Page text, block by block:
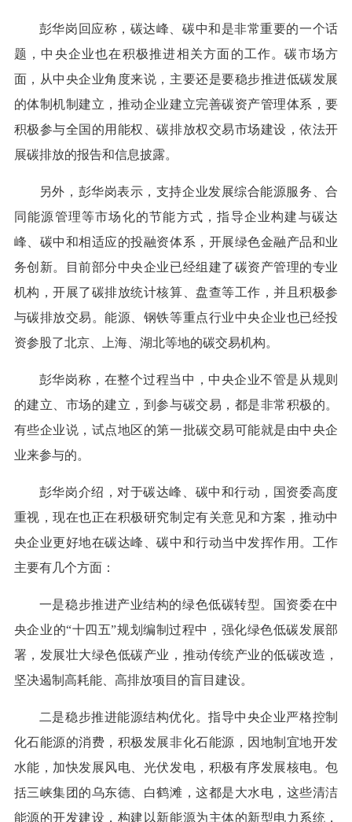
彭华岗回应称，碳达峰、碳中和是非常重要的一个话
题，中央企业也在积极推进相关方面的工作。碳市场方
面，从中央企业角度来说，主要还是要稳步推进低碳发展
的体制机制建立，推动企业建立完善碳资产管理体系，要
积极参与全国的用能权、碳排放权交易市场建设，依法开
展碳排放的报告和信息披露。
另外，彭华岗表示，支持企业发展综合能源服务、合
同能源管理等市场化的节能方式，指导企业构建与碳达
峰、碳中和相适应的投融资体系，开展绿色金融产品和业
务创新。目前部分中央企业已经组建了碳资产管理的专业
机构，开展了碳排放统计核算、盘查等工作，并且积极参
与碳排放交易。能源、钢铁等重点行业中央企业也已经投
资参股了北京、上海、湖北等地的碳交易机构。
彭华岗称，在整个过程当中，中央企业不管是从规则
的建立、市场的建立，到参与碳交易，都是非常积极的。
有些企业说，试点地区的第一批碳交易可能就是由中央企
业来参与的。
彭华岗介绍，对于碳达峰、碳中和行动，国资委高度
重视，现在也正在积极研究制定有关意见和方案，推动中
央企业更好地在碳达峰、碳中和行动当中发挥作用。工作
主要有几个方面：
一是稳步推进产业结构的绿色低碳转型。国资委在中
央企业的“十四五”规划编制过程中，强化绿色低碳发展部
署，发展壮大绿色低碳产业，推动传统产业的低碳改造，
坚决遏制高耗能、高排放项目的盲目建设。
二是稳步推进能源结构优化。指导中央企业严格控制
化石能源的消费，积极发展非化石能源，因地制宜地开发
水能，加快发展风电、光伏发电，积极有序发展核电。包
括三峡集团的乌东德、白鹤滩，这都是大水电，这些清洁
能源的开发建设，构建以新能源为主体的新型电力系统，